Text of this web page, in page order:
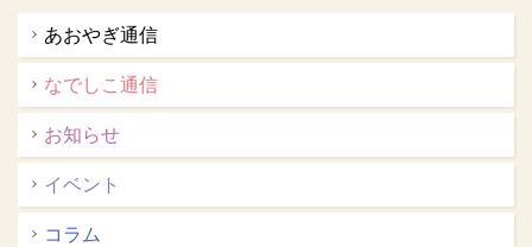
あおやぎ通信
なでしこ通信
お知らせ
イベント
コラム